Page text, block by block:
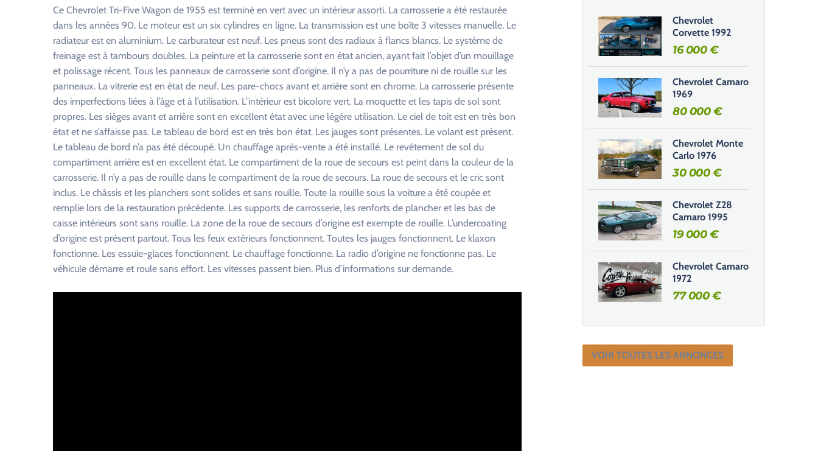
Ce Chevrolet Tri-Five Wagon de 1955 est terminé en vert avec un intérieur assorti. La carrosserie a été restaurée
dans les années 90. Le moteur est un six cylindres en ligne. La transmission est une boîte 3 vitesses manuelle. Le
radiateur est en aluminium. Le carburateur est neuf. Les pneus sont des radiaux à flancs blancs. Le système de
freinage est à tambours doubles. La peinture et la carrosserie sont en état ancien, ayant fait l’objet d’un mouillage
et polissage récent. Tous les panneaux de carrosserie sont d’origine. Il n’y a pas de pourriture ni de rouille sur les
panneaux. La vitrerie est en état de neuf. Les pare-chocs avant et arrière sont en chrome. La carrosserie présente
des imperfections liées à l’âge et à l’utilisation. L’intérieur est bicolore vert. La moquette et les tapis de sol sont
propres. Les sièges avant et arrière sont en excellent état avec une légère utilisation. Le ciel de toit est en très bon
état et ne s’affaisse pas. Le tableau de bord est en très bon état. Les jauges sont présentes. Le volant est présent.
Le tableau de bord n’a pas été découpé. Un chauffage après-vente a été installé. Le revêtement de sol du
compartiment arrière est en excellent état. Le compartiment de la roue de secours est peint dans la couleur de la
carrosserie. Il n’y a pas de rouille dans le compartiment de la roue de secours. La roue de secours et le cric sont
inclus. Le châssis et les planchers sont solides et sans rouille. Toute la rouille sous la voiture a été coupée et
remplie lors de la restauration précédente. Les supports de carrosserie, les renforts de plancher et les bas de
caisse intérieurs sont sans rouille. La zone de la roue de secours d’origine est exempte de rouille. L’undercoating
d’origine est présent partout. Tous les feux extérieurs fonctionnent. Toutes les jauges fonctionnent. Le klaxon
fonctionne. Les essuie-glaces fonctionnent. Le chauffage fonctionne. La radio d’origine ne fonctionne pas. Le
véhicule démarre et roule sans effort. Les vitesses passent bien. Plus d’informations sur demande.
Chevrolet
Corvette 1992
16 000€
Chevrolet Camaro
1969
80 000€
Chevrolet Monte
Carlo 1976
30 000€
Chevrolet Z28
Camaro 1995
19 000€
Chevrolet Camaro
1972
77 000€
VOIR TOUTES LES ANNONCES